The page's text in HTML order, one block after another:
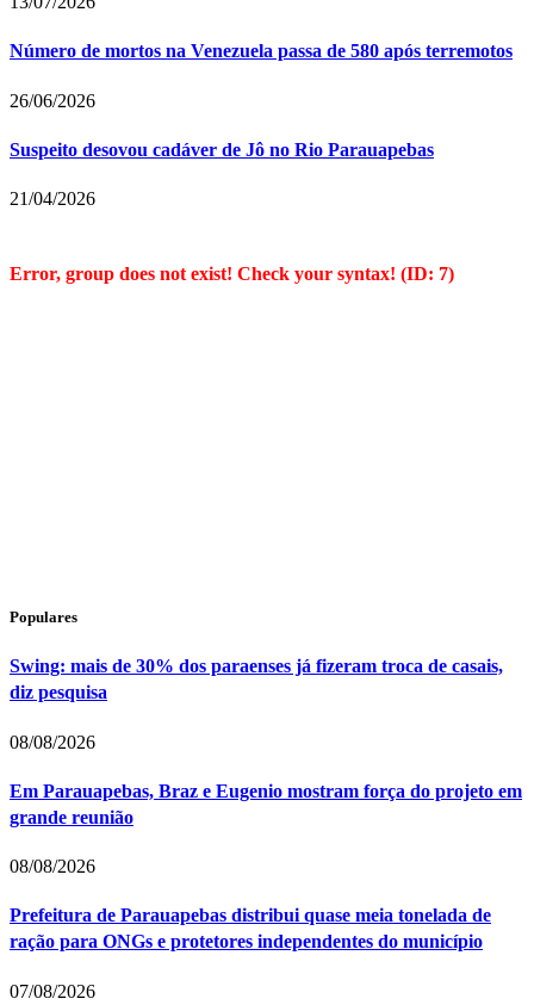
Número de mortos na Venezuela passa de 580 após terremotos
26/06/2026
Suspeito desovou cadáver de Jô no Rio Parauapebas
21/04/2026
Error, group does not exist! Check your syntax! (ID: 7)
Populares
Swing: mais de 30% dos paraenses já fizeram troca de casais,
diz pesquisa
08/08/2026
Em Parauapebas, Braz e Eugenio mostram força do projeto em
grande reunião
08/08/2026
Prefeitura de Parauapebas distribui quase meia tonelada de
ração para ONGs e protetores independentes do município
07/08/2026